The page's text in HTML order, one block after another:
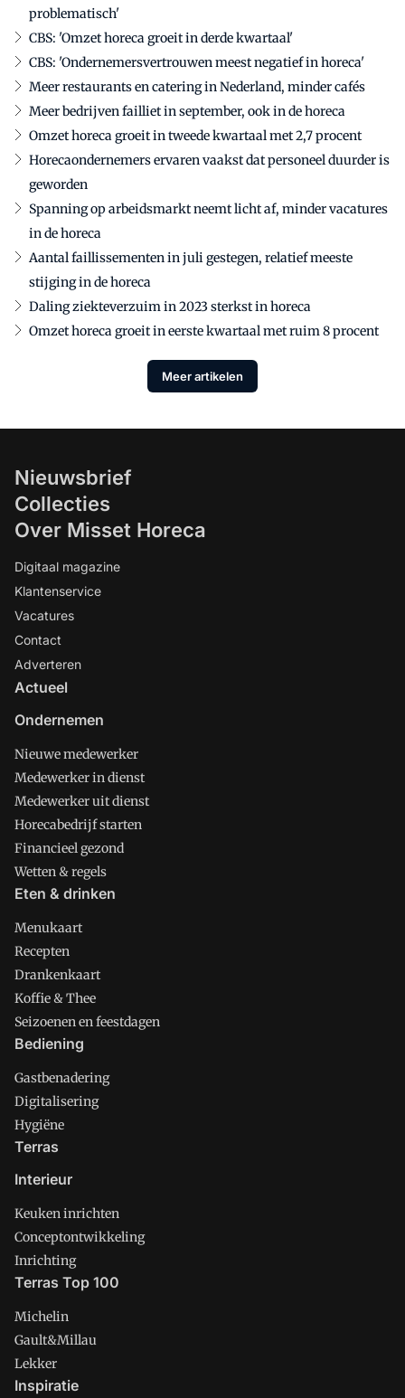
problematisch'
CBS: 'Omzet horeca groeit in derde kwartaal'
CBS: 'Ondernemersvertrouwen meest negatief in horeca'
Meer restaurants en catering in Nederland, minder cafés
Meer bedrijven failliet in september, ook in de horeca
Omzet horeca groeit in tweede kwartaal met 2,7 procent
Horecaondernemers ervaren vaakst dat personeel duurder is
geworden
Spanning op arbeidsmarkt neemt licht af, minder vacatures
in de horeca
Aantal faillissementen in juli gestegen, relatief meeste
stijging in de horeca
Daling ziekteverzuim in 2023 sterkst in horeca
Omzet horeca groeit in eerste kwartaal met ruim 8 procent
Meer artikelen
Nieuwsbrief
Collecties
Over Misset Horeca
Digitaal magazine
Klantenservice
Vacatures
Contact
Adverteren
Actueel
Ondernemen
Nieuwe medewerker
Medewerker in dienst
Medewerker uit dienst
Horecabedrijf starten
Financieel gezond
Wetten & regels
Eten & drinken
Menukaart
Recepten
Drankenkaart
Koffie & Thee
Seizoenen en feestdagen
Bediening
Gastbenadering
Digitalisering
Hygiëne
Terras
Interieur
Keuken inrichten
Conceptontwikkeling
Inrichting
Terras Top 100
Michelin
Gault&Millau
Lekker
Inspiratie